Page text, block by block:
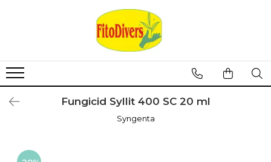
Fungicid Syllit 400 SC 20 ml
Syngenta